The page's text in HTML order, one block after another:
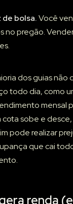
bolsa.Você
no pregão.
dos guias não
todo dia, como
mensal
cota sobe e
pode realizar
que cai
renda